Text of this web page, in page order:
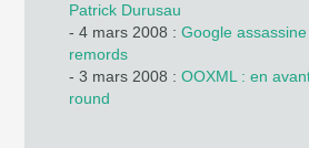
Patrick Durusau
- 4 mars 2008 :Google
remords
- 3 mars 2008 :OOXML : en
round